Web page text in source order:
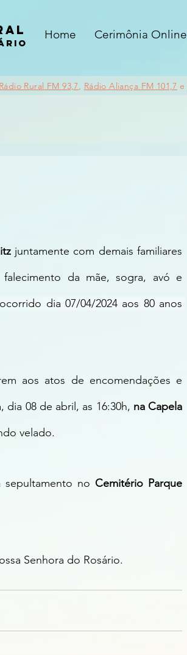
Home Cerimônia Online
Rádio Rural FM 93,7, Rádio Aliança FM 101,7 e
juntamente com demais familiares
da mãe, sogra, avó e
ocorrido dia 07/04/2024 aos 80 anos
aos atos de encomendações e
08 de abril, as 16:30h, na Capela
velado.
no Cemitério Parque
Senhora do Rosário.